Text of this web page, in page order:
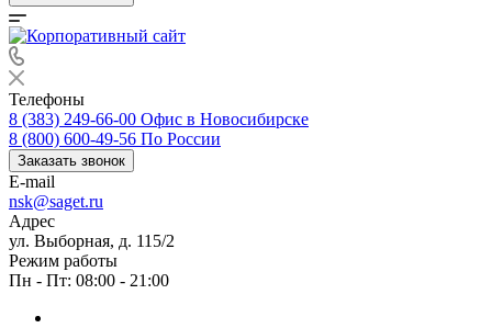
Телефоны
8 (383) 249-66-00 Офис в Новосибирске
8 (800) 600-49-56 По России
Заказать звонок
E-mail
nsk@saget.ru
Адрес
ул. Выборная, д. 115/2
Режим работы
Пн - Пт: 08:00 - 21:00